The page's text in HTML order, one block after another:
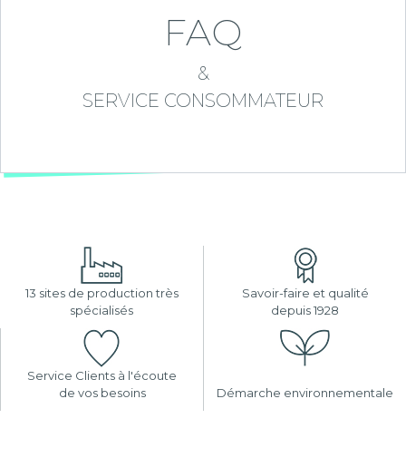
FAQ
&
SERVICE CONSOMMATEUR
13 sites de production très
spécialisés
Savoir-faire et qualité
depuis 1928
Service Clients à l'écoute
de vos besoins
Démarche environnementale